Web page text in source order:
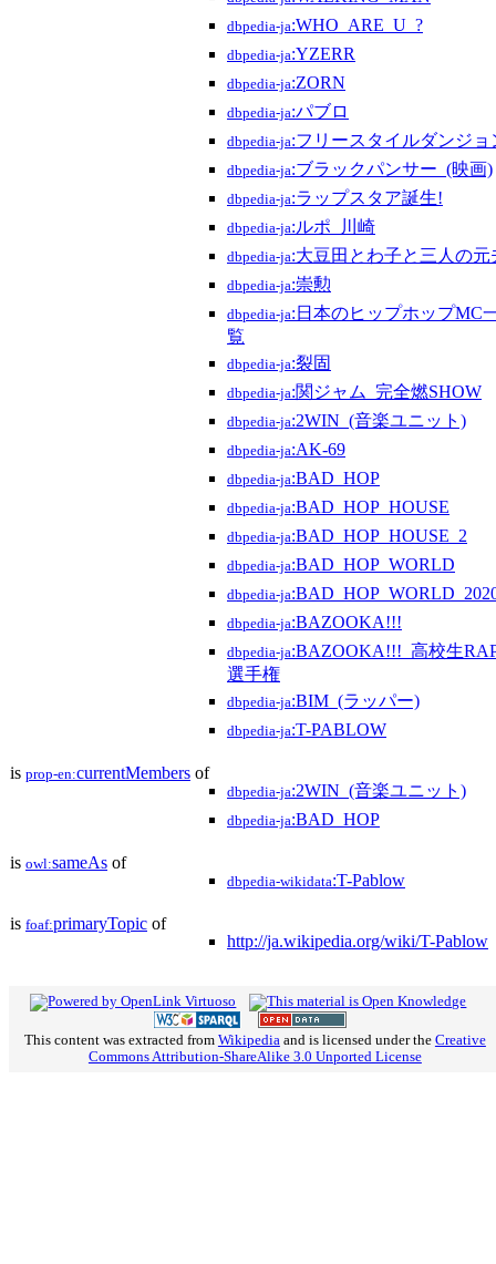
dbpedia-ja:WHO_ARE_U_?
dbpedia-ja:YZERR
dbpedia-ja:ZORN
dbpedia-ja:パブロ
dbpedia-ja:フリースタイルダンジョ
dbpedia-ja:ブラックパンサー_(映画)
dbpedia-ja:ラップスタア誕生!
dbpedia-ja:ルポ_川崎
dbpedia-ja:大豆田とわ子と三人の元
dbpedia-ja:崇勲
dbpedia-ja:日本のヒップホップMC
覧
dbpedia-ja:裂固
dbpedia-ja:関ジャム_完全燃SHOW
dbpedia-ja:2WIN_(音楽ユニット)
dbpedia-ja:AK-69
dbpedia-ja:BAD_HOP
dbpedia-ja:BAD_HOP_HOUSE
dbpedia-ja:BAD_HOP_HOUSE_2
dbpedia-ja:BAD_HOP_WORLD
dbpedia-ja
dbpedia-ja:BAZOOKA!!!
dbpedia-ja:BAZOOKA!!!_高校生
選手権
dbpedia-ja:BIM_(ラッパー)
dbpedia-ja:T-PABLOW
is prop-en:currentMembers of
dbpedia-ja:2WIN_(音楽ユニット)
dbpedia-ja:BAD_HOP
is owl:sameAs of
dbpedia-wikidata:T-Pablow
is foaf:primaryTopic of
http://ja.wikipedia.org/wiki/T-Pablow
This content was extracted from Wikipedia and is licensed under the Creative
Commons Attribution-ShareAlike 3.0 Unported License